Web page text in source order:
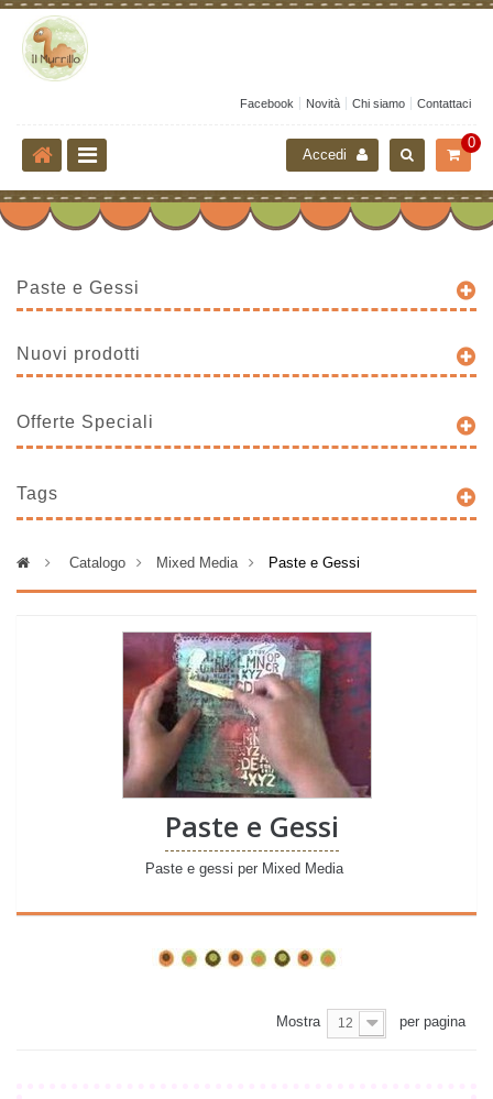
Facebook Novità Chi siamo Contattaci
0
Accedi
Paste e Gessi
Nuovi prodotti
Offerte Speciali
Tags
> Catalogo > Mixed Media > Paste e Gessi
Paste e Gessi
Paste e gessi per Mixed Media
Mostra 12 per pagina